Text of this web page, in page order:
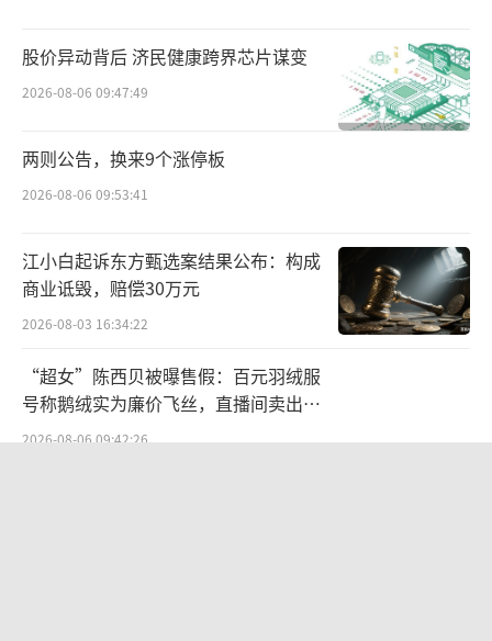
百度智能体业务首席架构师、心响APP负
责人黄际洲跟我们透露，心响既支持外部MCP
接入，也有自己的独立协议。目前，心响内一
共接了十个智能体，包含百度系文库AI绘本功
能以及外部健康等功能。
现有案例表明，MCP的落地场景效果与技
术无关，而是技术之外的因素在起作用。从百
度到阿里，生态是关键的一环，在无需“磨
合”的情况下完成了适配。
光子星球注意到，阿里云百炼平台云部署
股价异动背后 济民健康跨界芯片谋变
2026-08-06 09:47:49
两则公告，换来9个涨停板
2026-08-06 09:53:41
江小白起诉东方甄选案结果公布：构成
商业诋毁，赔偿30万元
2026-08-03 16:34:22
“超女”陈西贝被曝售假：百元羽绒服
号称鹅绒实为廉价飞丝，直播间卖出超
百万元
2026-08-06 09:42:26